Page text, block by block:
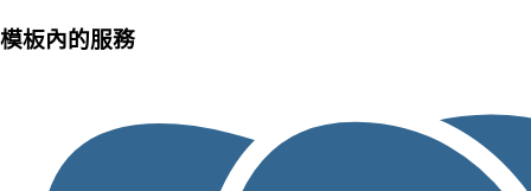
模板內的服務